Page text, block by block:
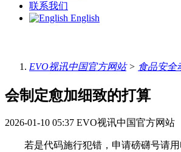
联系我们
English
EVO视讯中国官方网站> 食品安全
会制定愈加细致的打算
2026-01-10 05:37 EVO视讯中国官方网站
若是代码施行犯错，申请磅礴号请用